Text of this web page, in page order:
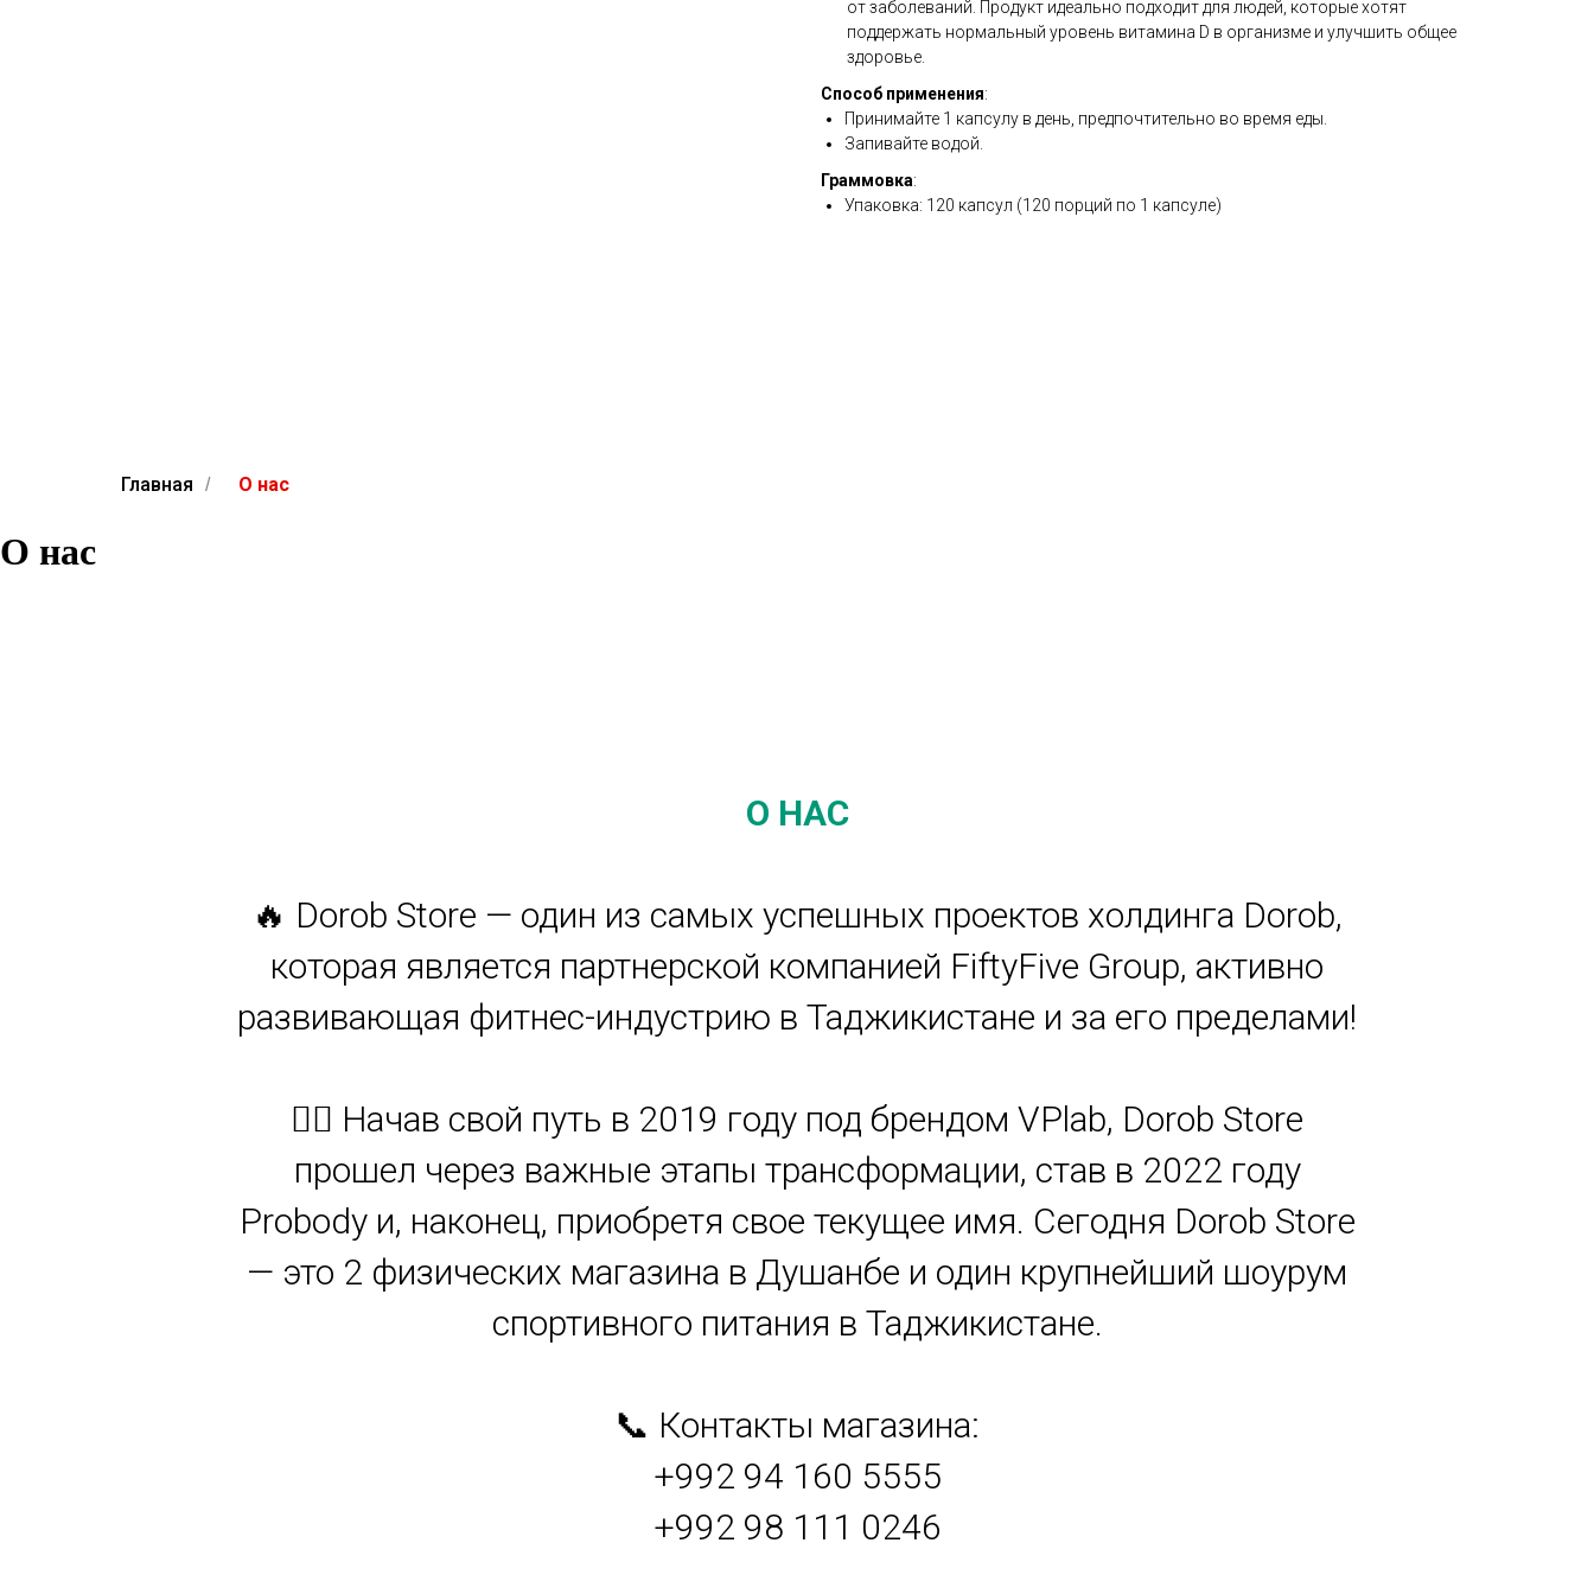
от заболеваний. Продукт идеально подходит для людей, которые хотят
поддержать нормальный уровень витамина D в организме и улучшить общее
здоровье.
Способ применения:
Принимайте 1 капсулу в день, предпочтительно во время еды.
Запивайте водой.
Граммовка:
Упаковка: 120 капсул (120 порций по 1 капсуле)
Главная / О нас
О нас
О НАС
🔥 Dorob Store — один из самых успешных проектов холдинга Dorob,
которая является партнерской компанией FiftyFive Group, активно
развивающая фитнес-индустрию в Таджикистане и за его пределами!
🏋️‍♂️ Начав свой путь в 2019 году под брендом VPlab, Dorob Store
прошел через важные этапы трансформации, став в 2022 году
Probody и, наконец, приобретя свое текущее имя. Сегодня Dorob Store
— это 2 физических магазина в Душанбе и один крупнейший шоурум
спортивного питания в Таджикистане.
📞 Контакты магазина:
+992 94 160 5555
+992 98 111 0246